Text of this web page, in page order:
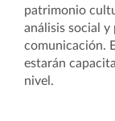
patrimonio
análisis social y
comunicación.
estarán
nivel.